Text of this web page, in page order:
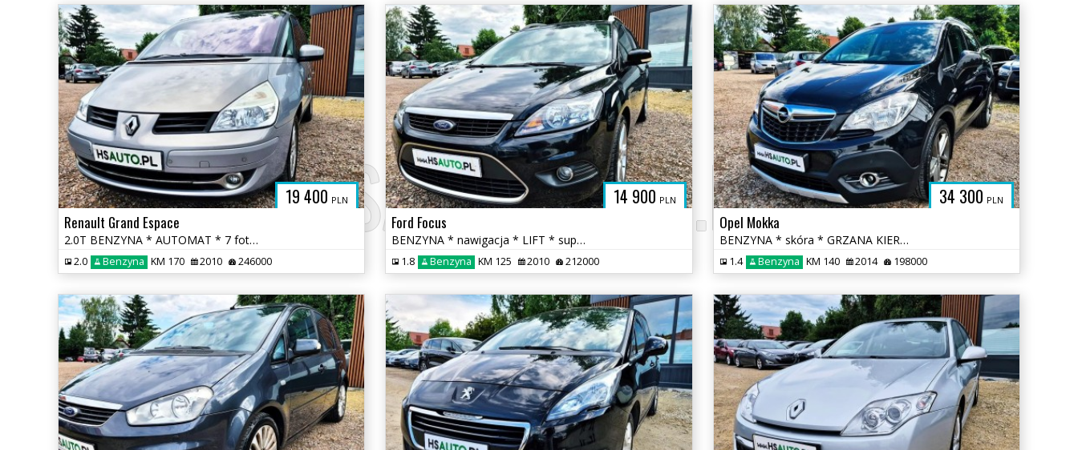
19 400 PLN
Renault Grand Espace
2.0T BENZYNA * AUTOMAT * 7 foteli * GRAND * 2x PDC * polecamy * okazja
2.0 Benzyna KM 170 2010 246000
14 900 PLN
Ford Focus
BENZYNA * nawigacja * LIFT * super * okazja * POLECAMY
1.8 Benzyna KM 125 2010 212000
34 300 PLN
Opel Mokka
BENZYNA * skóra * GRZANA KIEROWNICA * kamera * FULL * okazja
1.4 Benzyna KM 140 2014 198000
HSAUTO.COM.PL